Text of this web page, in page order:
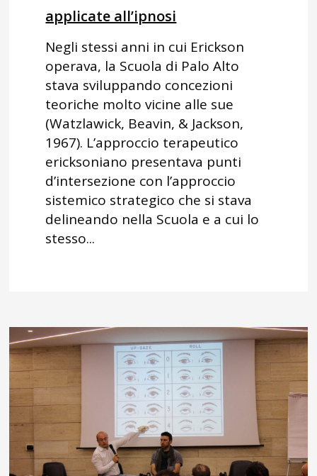
applicate all’ipnosi
Negli stessi anni in cui Erickson
operava, la Scuola di Palo Alto
stava sviluppando concezioni
teoriche molto vicine alle sue
(Watzlawick, Beavin, & Jackson,
1967). L’approccio terapeutico
ericksoniano presentava punti
d’intersezione con l’approccio
sistemico strategico che si stava
delineando nella Scuola e a cui lo
stesso...